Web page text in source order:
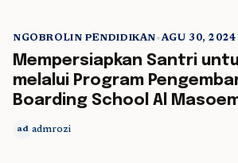
NGOBROLIN PENDIDIKAN•AGU 30, 2024
Mempersiapkan Santri
melalui Program
Boarding School Al
ad admrozi